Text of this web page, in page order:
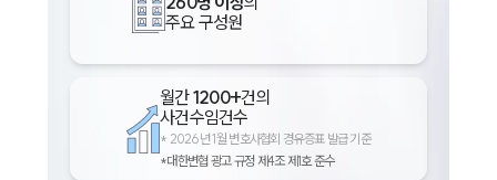
주요 구성원
월간1200+건의
사건수임건수
* 2026년 1월 변호사협회 경유증표 발급 기준
*대한변협 광고 규정 제4조 제1호 준수